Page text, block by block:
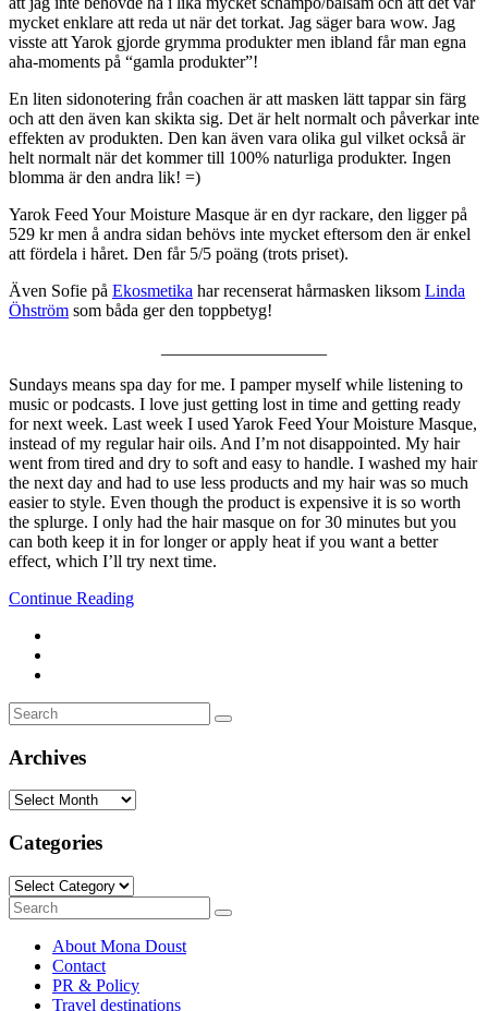
mycket enklare att reda ut när det torkat. Jag säger bara wow. Jag
visste att Yarok gjorde grymma produkter men ibland får man egna
aha-moments på “gamla produkter”!
En liten sidonotering från coachen är att masken lätt tappar sin färg
och att den även kan skikta sig. Det är helt normalt och påverkar inte
effekten av produkten. Den kan även vara olika gul vilket också är
helt normalt när det kommer till 100% naturliga produkter. Ingen
blomma är den andra lik! =)
Yarok Feed Your Moisture Masque är en dyr rackare, den ligger på
529 kr men å andra sidan behövs inte mycket eftersom den är enkel
att fördela i håret. Den får 5/5 poäng (trots priset).
Även Sofie på Ekosmetika har recenserat hårmasken liksom Linda
Öhström som båda ger den toppbetyg!
Sundays means spa day for me. I pamper myself while listening to
music or podcasts. I love just getting lost in time and getting ready
for next week. Last week I used Yarok Feed Your Moisture Masque,
instead of my regular hair oils. And I’m not disappointed. My hair
went from tired and dry to soft and easy to handle. I washed my hair
the next day and had to use less products and my hair was so much
easier to style. Even though the product is expensive it is so worth
the splurge. I only had the hair masque on for 30 minutes but you
can both keep it in for longer or apply heat if you want a better
effect, which I’ll try next time.
Continue Reading
Search
for:
Search
Archives
Archives
Categories
Categories
Search
for:
Search
About Mona Doust
Contact
PR & Policy
Travel destinations